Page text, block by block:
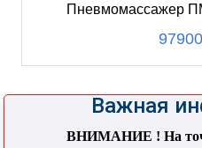
Пневмомассажер
97900
Важная
ВНИМАНИЕ ! На